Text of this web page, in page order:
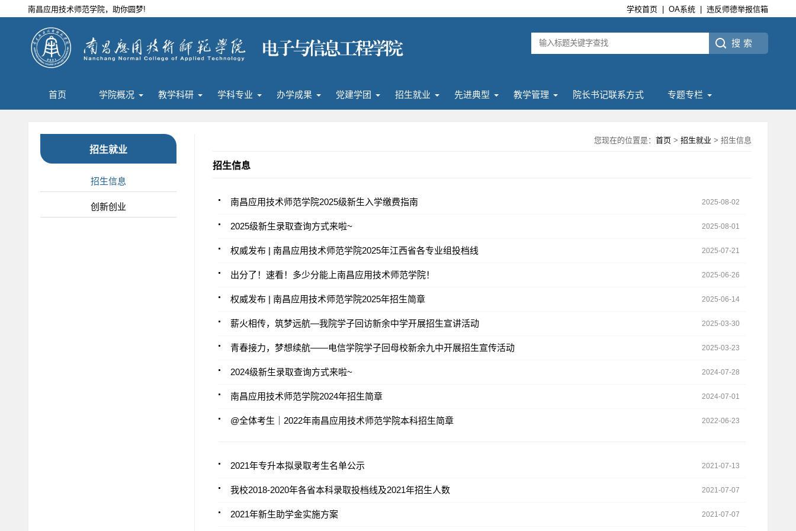
南昌应用技术师范学院，助你圆梦! 学校首页 OA系统 违反师德举报信箱
首页 学院概况 教学科研 学科专业 办学成果 党建学团 招生就业 先进典型 教学管理 院长书记联系方式 专题专栏
招生就业
招生信息
创新创业
您现在的位置是： 首页 > 招生就业 > 招生信息
招生信息
2025-08-02
南昌应用技术师范学院2025级新生入学缴费指南
2025-08-01
2025级新生录取查询方式来啦~
2025-07-21
权威发布 | 南昌应用技术师范学院2025年江西省各专业组投档线
2025-06-26
出分了！速看！多少分能上南昌应用技术师范学院！
2025-06-14
权威发布 | 南昌应用技术师范学院2025年招生简章
2025-03-30
薪火相传，筑梦远航—我院学子回访新余中学开展招生宣讲活动
2025-03-23
青春接力，梦想续航——电信学院学子回母校新余九中开展招生宣传活动
2024-07-28
2024级新生录取查询方式来啦~
2024-07-01
南昌应用技术师范学院2024年招生简章
2022-06-23
@全体考生｜2022年南昌应用技术师范学院本科招生简章
2021-07-13
2021年专升本拟录取考生名单公示
2021-07-07
我校2018-2020年各省本科录取投档线及2021年招生人数
2021-07-07
2021年新生助学金实施方案